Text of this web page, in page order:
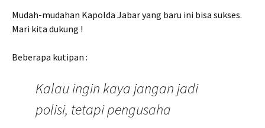
Mudah-mudahan Kapolda Jabar yang baru ini bisa sukses.
Mari kita dukung !
Beberapa kutipan :
Kalau ingin kaya jangan jadi
polisi, tetapi pengusaha